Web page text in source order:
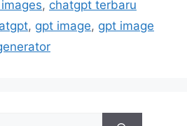
, chatgpt terbaru
, gpt image, gpt image